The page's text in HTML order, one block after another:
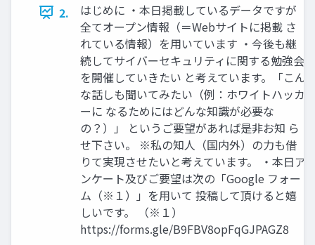
2.
はじめに ・本日掲載しているデータですが
全てオープン情報（＝Webサイトに掲載 さ
れている情報）を用いています ・今後も継
続してサイバーセキュリティに関する勉強会
を開催していきたい と考えています。「こん
な話しも聞いてみたい（例：ホワイトハッカ
ーに なるためにはどんな知識が必要な
の？）」 というご要望があれば是非お知 ら
せ下さい。 ※私の知人（国内外）の力も借
りて実現させたいと考えています。 ・本日ア
ンケート及びご要望は次の「Google フォー
ム（※１）」を用いて 投稿して頂けると嬉
しいです。 （※１）
https://forms.gle/B9FBV8opFqGJPAGZ8